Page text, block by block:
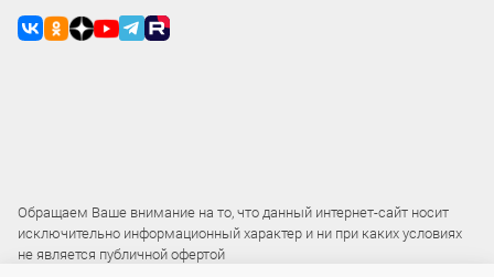
Обращаем Ваше внимание на то, что данный интернет-сайт носит
исключительно информационный характер и ни при каких условиях
не является публичной офертой